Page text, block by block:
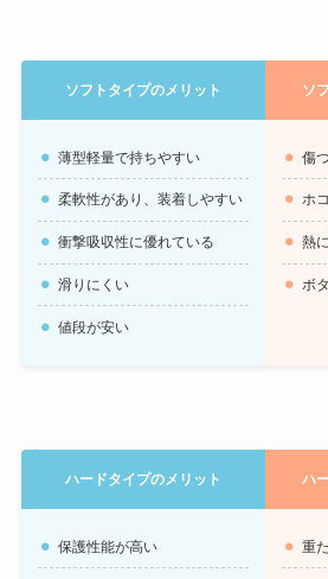
ソフトタイプのメリット ソ
薄型軽量で持ちやすい
柔軟性があり、装着しやすい
衝撃吸収性に優れている
滑りにくい
値段が安い
傷
ホ
熱
ボ
ハードタイプのメリット ハ
保護性能が高い 重